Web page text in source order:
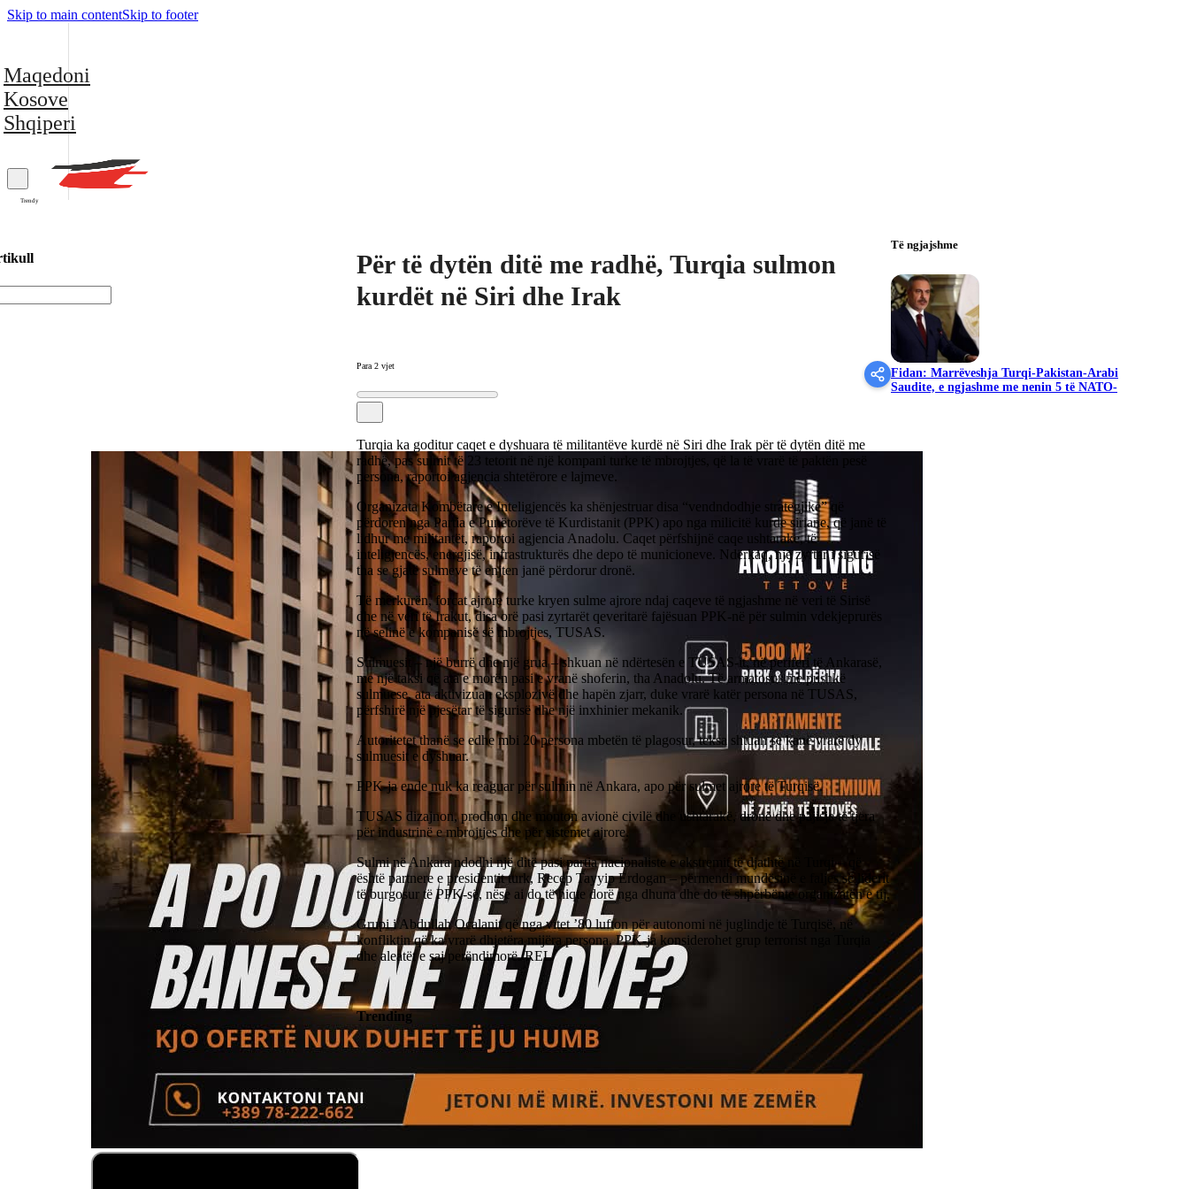
Skip to main contentSkip to footer
Maqedoni
Kosove
Shqiperi
Trendy
Për të dytën ditë me radhë, Turqia sulmon
kurdët në Siri dhe Irak
Para 2 vjet
Turqia ka goditur caqet e dyshuara të militantëve kurdë në Siri dhe Irak për të dytën ditë me
radhë, pas sulmit të 23 tetorit në një kompani turke të mbrojtjes, që la të vrarë të paktën pesë
persona, raportoi agjencia shtetërore e lajmeve.
Organizata Kombëtare e Inteligjencës ka shënjestruar disa “vendndodhje strategjike” që
përdoren nga Partia e Punëtorëve të Kurdistanit (PPK) apo nga milicitë kurde siriane, që janë të
lidhur me militantët, raportoi agjencia Anadolu. Caqet përfshijnë caqe ushtarake, të
inteligjencës, energjisë, infrastrukturës dhe depo të municioneve. Ndërkaq, një zyrtar i sigurisë
tha se gjatë sulmeve të enjten janë përdorur dronë.
Të mërkurën, forcat ajrore turke kryen sulme ajrore ndaj caqeve të ngjashme në veri të Sirisë
dhe në veri të Irakut, disa orë pasi zyrtarët qeveritarë fajësuan PPK-në për sulmin vdekjeprurës
në selinë e kompanisë së mbrojtjes, TUSAS.
Sulmuesit – një burrë dhe një grua – shkuan në ndërtesën e TUSAS-it, në periferi të Ankarasë,
me një taksi që ata e morën pasi e vranë shoferin, tha Anadolu. Të armatosur me pushkë
sulmuese, ata aktivizuan eksplozivë dhe hapën zjarr, duke vrarë katër persona në TUSAS,
përfshirë një pjesëtar të sigurisë dhe një inxhinier mekanik.
Autoritetet thanë se edhe mbi 20 persona mbetën të plagosur, teksa shtuan se kanë vrarë dy
sulmuesit e dyshuar.
PPK-ja ende nuk ka reaguar për sulmin në Ankara, apo për sulmet ajrore të Turqisë.
TUSAS dizajnon, prodhon dhe monton avionë civilë dhe ushtarakë, dronë dhe pajisje të tjera
për industrinë e mbrojtjes dhe për sistemet ajrore.
Sulmi në Ankara ndodhi një ditë pasi partia nacionaliste e ekstremit të djathtë në Turqi – që
është partnere e presidentit turk, Recep Tayyip Erdogan – përmendi mundësinë e faljes së liderit
të burgosur të PPK-së, nëse ai do të hiqte dorë nga dhuna dhe do të shpërbënte organizatën e tij.
Grupi i Abdullah Ocalanit që nga vitet ’80 lufton për autonomi në juglindje të Turqisë, në
konfliktin që ka vrarë dhjetëra mijëra persona. PPK-ja konsiderohet grup terrorist nga Turqia
dhe aleatët e saj perëndimorë./REL
Trending
Të ngjajshme
Fidan: Marrëveshja Turqi-Pakistan-Arabi
Saudite, e ngjashme me nenin 5 të NATO-